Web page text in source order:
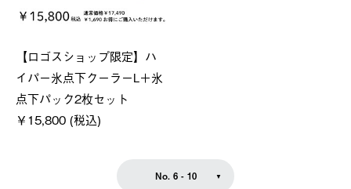
【ロゴスショップ限定】ハ
イパー氷点下クーラーL＋氷
点下パック2枚セット
￥15,800 (税込)
No. 6 - 10